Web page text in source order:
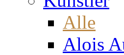
Alle
Alois